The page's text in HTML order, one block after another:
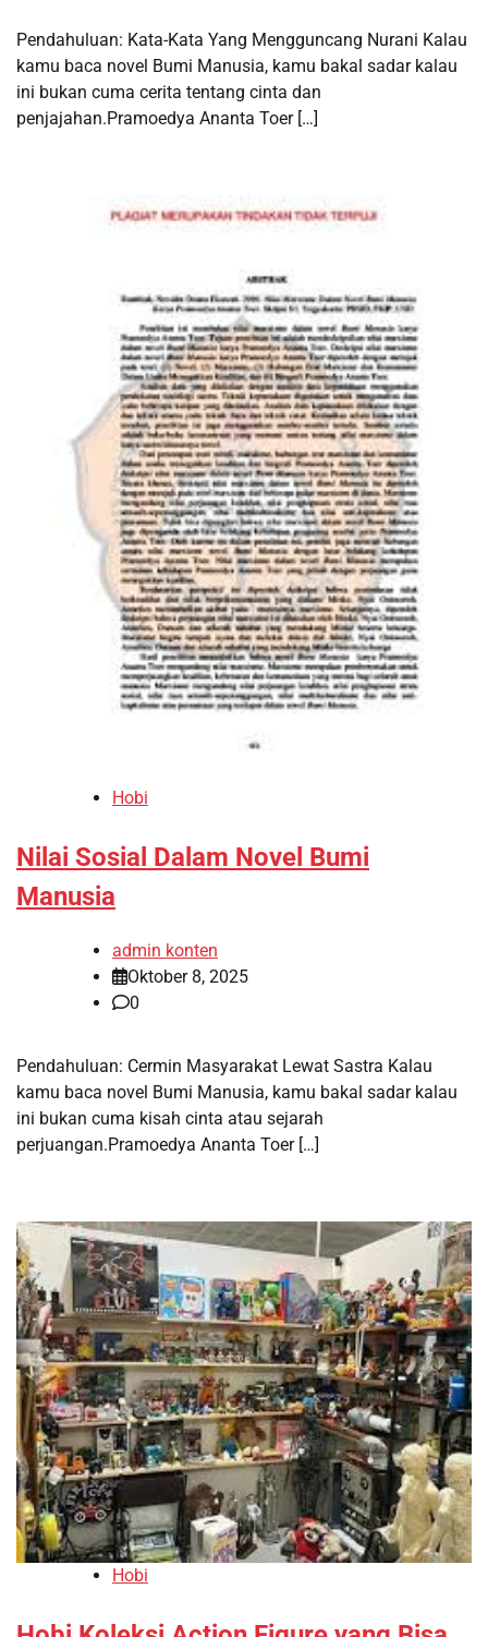
Pendahuluan: Kata-Kata Yang Mengguncang Nurani Kalau
kamu baca novel Bumi Manusia, kamu bakal sadar kalau
ini bukan cuma cerita tentang cinta dan
penjajahan.Pramoedya Ananta Toer […]
Hobi
Nilai Sosial Dalam Novel Bumi
Manusia
admin konten
Oktober 8, 2025
0
Pendahuluan: Cermin Masyarakat Lewat Sastra Kalau
kamu baca novel Bumi Manusia, kamu bakal sadar kalau
ini bukan cuma kisah cinta atau sejarah
perjuangan.Pramoedya Ananta Toer […]
Hobi